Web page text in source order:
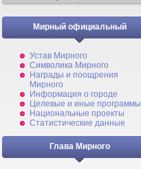
Мирный официальный
Устав Мирного
Символика Мирного
Награды и поощрения
Мирного
Информация о городе
Целевые и иные программы
Национальные проекты
Статистические данные
Глава Мирного